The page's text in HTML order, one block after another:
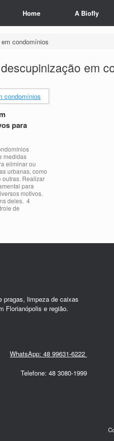
Home A Biofly
condomínios
descupinização em
para
medidas
eliminar ou
urbanas, como
outras. Realizar
para
motivos.
deles. 4
de
pragas, limpeza de caixas
Florianópolis e região.
WhatsApp: 48 99631-6222
Telefone: 48 3080-1999